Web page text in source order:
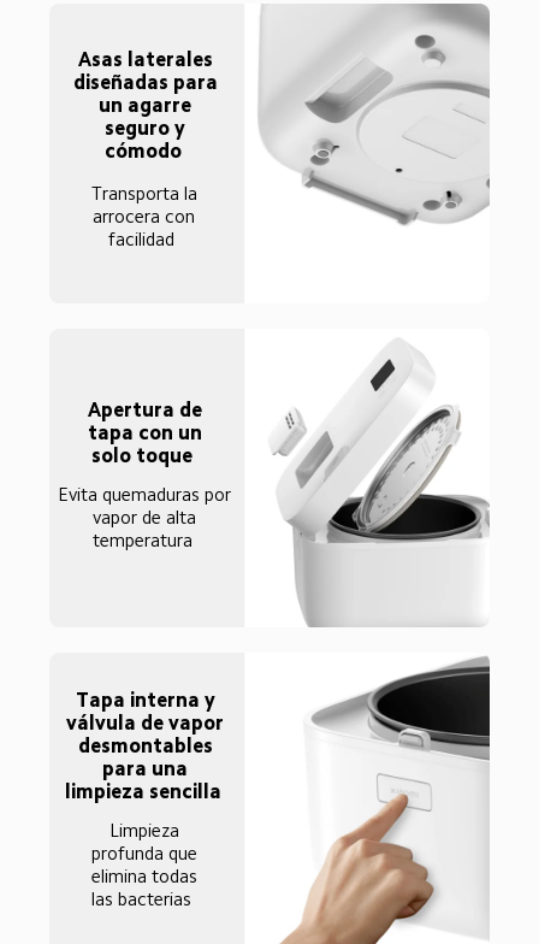
Asas laterales
diseñadas para
un agarre
seguro y
cómodo
Transporta la
arrocera con
facilidad
Apertura de
tapa con un
solo toque
Evita quemaduras por
vapor de alta
temperatura
Tapa interna y
válvula de vapor
desmontables
para una
limpieza sencilla
Limpieza
profunda que
elimina todas
las bacterias